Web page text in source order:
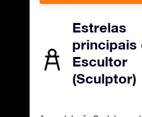
Estrelas
principais
Escultor
(Sculptor)